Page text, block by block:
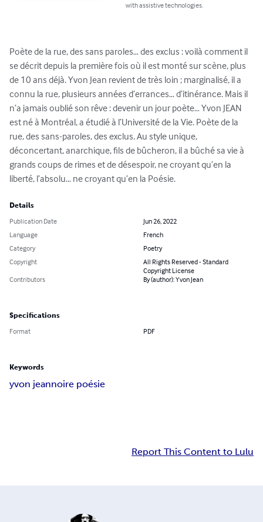
with assistive technologies.
Poète de la rue, des sans paroles… des exclus : voilà comment il
se décrit depuis la première fois où il est monté sur scène, plus
de 10 ans déjà. Yvon Jean revient de très loin ; marginalisé, il a
connu la rue, plusieurs années d’errances… d’itinérance. Mais il
n’a jamais oublié son rêve : devenir un jour poète… Yvon JEAN
est né à Montréal, a étudié à l’Université de la Vie. Poète de la
rue, des sans-paroles, des exclus. Au style unique,
déconcertant, anarchique, fils de bûcheron, il a bûché sa vie à
grands coups de rimes et de désespoir, ne croyant qu’en la
liberté, l’absolu… ne croyant qu’en la Poésie.
Details
Publication Date
Jun 26, 2022
Language
French
Category
Poetry
Copyright
All Rights Reserved - Standard
Copyright License
Contributors
By (author): Yvon Jean
Specifications
Format PDF
Keywords
yvon jeannoire poésie
Report This Content to Lulu